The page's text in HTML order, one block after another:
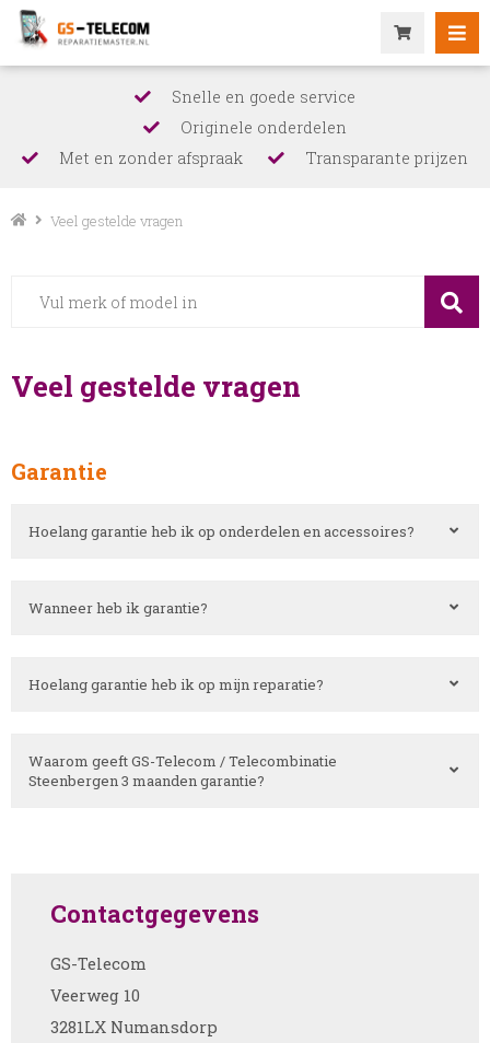
Snelle en goede service
Originele onderdelen
Met en zonder afspraak
Transparante prijzen
Veel gestelde vragen
Veel gestelde vragen
Garantie
Hoelang garantie heb ik op onderdelen en accessoires?
Wanneer heb ik garantie?
Hoelang garantie heb ik op mijn reparatie?
Waarom geeft GS-Telecom / Telecombinatie
Steenbergen 3 maanden garantie?
Contactgegevens
GS-Telecom
Veerweg 10
3281LX Numansdorp